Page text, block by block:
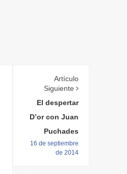
Artículo
Siguiente
El despertar
D’or con Juan
Puchades
16 de septiembre
de 2014